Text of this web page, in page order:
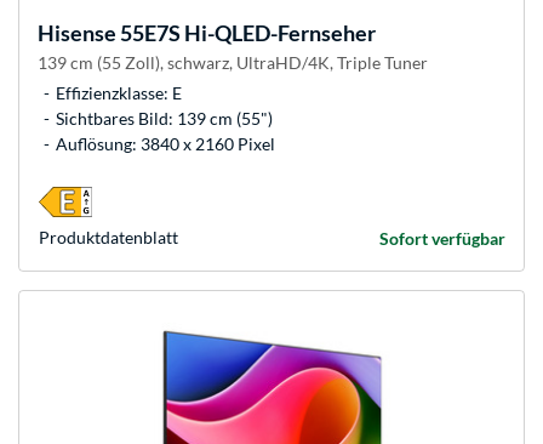
Hisense55E7S Hi-QLED-Fernseher
139 cm (55 Zoll), schwarz, UltraHD/4K, Triple Tuner
Effizienzklasse: E
Sichtbares Bild: 139 cm (55")
Auflösung: 3840 x 2160 Pixel
Sofort verfügbar
Produkt­datenblatt